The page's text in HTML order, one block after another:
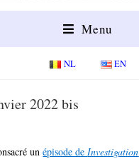
Menu
NL EN
2022 bis
unépisode de Investigation